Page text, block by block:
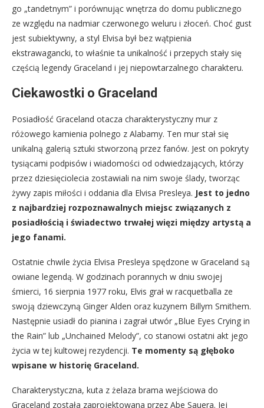
go „tandetnym” i porównując wnętrza do domu publicznego
ze względu na nadmiar czerwonego weluru i złoceń. Choć gust
jest subiektywny, a styl Elvisa był bez wątpienia
ekstrawagancki, to właśnie ta unikalność i przepych stały się
częścią legendy Graceland i jej niepowtarzalnego charakteru.
Ciekawostki o Graceland
Posiadłość Graceland otacza charakterystyczny mur z
różowego kamienia polnego z Alabamy. Ten mur stał się
unikalną galerią sztuki stworzoną przez fanów. Jest on pokryty
tysiącami podpisów i wiadomości od odwiedzających, którzy
przez dziesięciolecia zostawiali na nim swoje ślady, tworząc
żywy zapis miłości i oddania dla Elvisa Presleya. Jest to jedno
z najbardziej rozpoznawalnych miejsc związanych z
posiadłością i świadectwo trwałej więzi między artystą a
jego fanami.
Ostatnie chwile życia Elvisa Presleya spędzone w Graceland są
owiane legendą. W godzinach porannych w dniu swojej
śmierci, 16 sierpnia 1977 roku, Elvis grał w racquetballa ze
swoją dziewczyną Ginger Alden oraz kuzynem Billym Smithem.
Następnie usiadł do pianina i zagrał utwór „Blue Eyes Crying in
the Rain” lub „Unchained Melody”, co stanowi ostatni akt jego
życia w tej kultowej rezydencji. Te momenty są głęboko
wpisane w historię Graceland.
Charakterystyczna, kuta z żelaza brama wejściowa do
Graceland została zaprojektowana przez Abe Sauera. Jej